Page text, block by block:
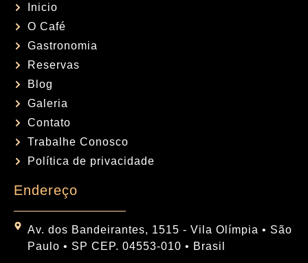
Inicio
O Café
Gastronomia
Reservas
Blog
Galeria
Contato
Trabalhe Conosco
Política de privacidade
Endereço
Av. dos Bandeirantes, 1515 - Vila Olímpia • São
Paulo • SP CEP. 04553-010 • Brasil